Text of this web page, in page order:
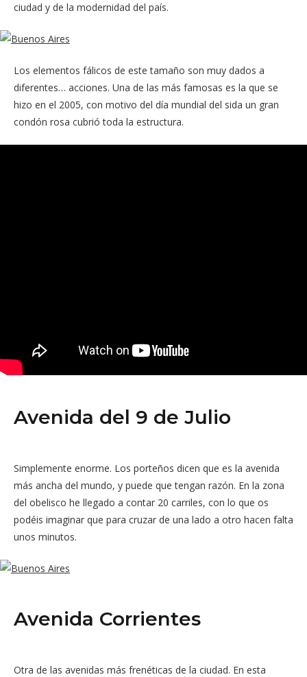
ciudad y de la modernidad del país.
Los elementos fálicos de este tamaño son muy dados a
diferentes… acciones. Una de las más famosas es la que se
hizo en el 2005, con motivo del día mundial del sida un gran
condón rosa cubrió toda la estructura.
Avenida del 9 de Julio
Simplemente enorme. Los porteños dicen que es la avenida
más ancha del mundo, y puede que tengan razón. En la zona
del obelisco he llegado a contar 20 carriles, con lo que os
podéis imaginar que para cruzar de una lado a otro hacen falta
unos minutos.
Avenida Corrientes
Otra de las avenidas más frenéticas de la ciudad. En esta